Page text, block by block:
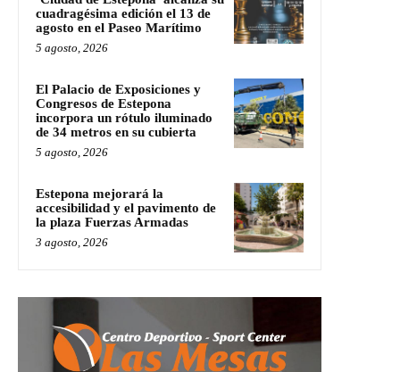
cuadragésima edición el 13 de
agosto en el Paseo Marítimo
5 agosto, 2026
El Palacio de Exposiciones y
Congresos de Estepona
incorpora un rótulo iluminado
de 34 metros en su cubierta
5 agosto, 2026
Estepona mejorará la
accesibilidad y el pavimento de
la plaza Fuerzas Armadas
3 agosto, 2026